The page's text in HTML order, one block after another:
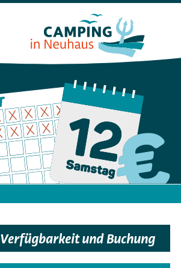
Verfügbarkeit und Buchung